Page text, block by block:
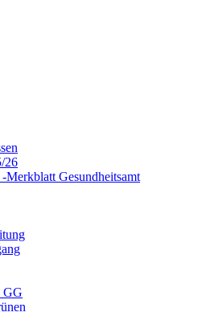
26
Merkblatt Gesundheitsamt
GG